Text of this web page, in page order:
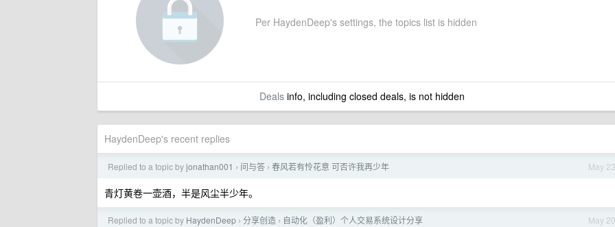
Per HaydenDeep's settings, the topics list is hidden
Dealsinfo, including closed deals, is not hidden
HaydenDeep's recent replies
May 23
Replied to a topic byjonathan001 › 问与答 › 春风若有怜花意 可否许我再少年
青灯黄卷一壶酒，半是风尘半少年。
May 20
Replied to a topic by HaydenDeep › 分享创造 › 自动化（盈利）个人交易系统设计分享